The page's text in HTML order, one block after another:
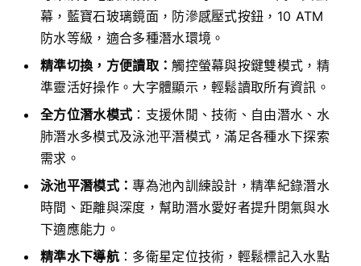
幕，藍寶石玻璃鏡面，防滲感壓式按鈕，10 ATM
防水等級，適合多種潛水環境。
精準切換，方便讀取：觸控螢幕與按鍵雙模式，精
準靈活好操作。大字體顯示，輕鬆讀取所有資訊。
全方位潛水模式 ：支援休閒、技術、自由潛水、水
肺潛水多模式及泳池平潛模式，滿足各種水下探索
需求。
泳池平潛模式：專為池內訓練設計，精準紀錄潛水
時間、距離與深度，幫助潛水愛好者提升閉氣與水
下適應能力。
精準水下導航：多衛星定位技術，輕鬆標記入水點